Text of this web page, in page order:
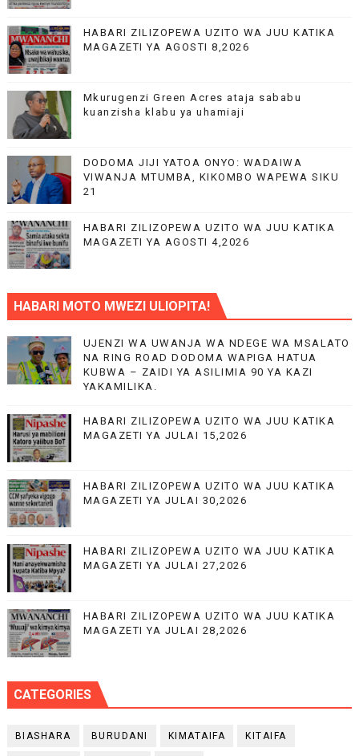
HABARI ZILIZOPEWA UZITO WA JUU KATIKA
MAGAZETI YA AGOSTI 8,2026
Mkurugenzi Green Acres ataja sababu
kuanzisha klabu ya uhamiaji
DODOMA JIJI YATOA ONYO: WADAIWA
VIWANJA MTUMBA, KIKOMBO WAPEWA SIKU
21
HABARI ZILIZOPEWA UZITO WA JUU KATIKA
MAGAZETI YA AGOSTI 4,2026
HABARI MOTO MWEZI ULIOPITA!
UJENZI WA UWANJA WA NDEGE WA MSALATO
NA RING ROAD DODOMA WAPIGA HATUA
KUBWA – ZAIDI YA ASILIMIA 90 YA KAZI
YAKAMILIKA.
HABARI ZILIZOPEWA UZITO WA JUU KATIKA
MAGAZETI YA JULAI 15,2026
HABARI ZILIZOPEWA UZITO WA JUU KATIKA
MAGAZETI YA JULAI 30,2026
HABARI ZILIZOPEWA UZITO WA JUU KATIKA
MAGAZETI YA JULAI 27,2026
HABARI ZILIZOPEWA UZITO WA JUU KATIKA
MAGAZETI YA JULAI 28,2026
CATEGORIES
BIASHARA BURUDANI KIMATAIFA KITAIFA